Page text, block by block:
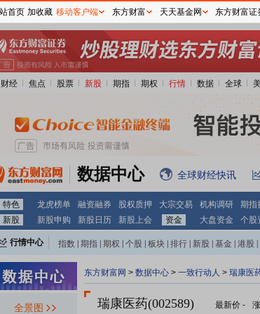
财经 焦点 股票 新股 期指 期权 行情 数据 全球
数据中心 全球财经快讯
特色 龙虎榜单 融资融券 股权质押 大宗交易 机构调研 期指
新股
新股申购 新股日历 新股上会 资金 大盘资金 个股
行情中心 指数 期指 期权 个股 板块 排行 新股 基金 港股
全景图
东方财富网 > 数据中心 > 一致行动人 > 瑞康医
瑞康医药(002589) 最新价 -
首页 加收藏 移动客户端 东方财富 天天基金网 东方财富证